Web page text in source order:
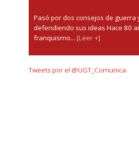
Pasó por dos consejos de guerra
defendiendo sus ideas Hace 80
franquismo... [Leer +]
Tweets por el @UGT_Comunica.